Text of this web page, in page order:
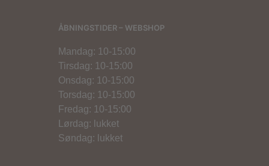
ÅBNINGSTIDER – WEBSHOP
Mandag: 10-15:00
Tirsdag: 10-15:00
Onsdag: 10-15:00
Torsdag: 10-15:00
Fredag: 10-15:00
Lørdag: lukket
Søndag: lukket